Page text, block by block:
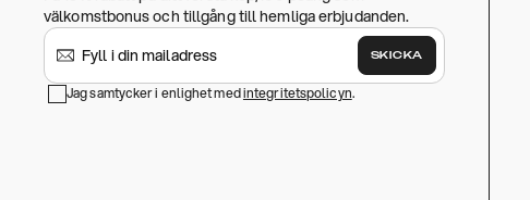
välkomstbonus och tillgång till hemliga erbjudanden.
SKICKA
Jag samtycker i enlighet medintegritetspolicyn.